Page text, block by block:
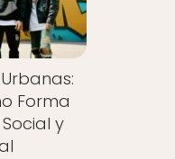
Forma
y